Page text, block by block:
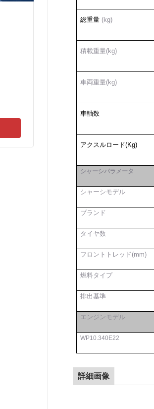
総重量 (kg)
積載重量(kg)
車両重量(kg)
車軸数
アクスルロード(Kg)
シャーシパラメータ
シャーシモデル
ブランド
タイヤ数
フロントトレッド(mm)
燃料タイプ
排出基準
エンジンモデル
WP10.340E22
詳細画像